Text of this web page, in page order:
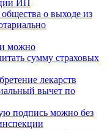
ИП
о выходе из
можно
сумму страховых
лекарств
вычет по
подпись можно без